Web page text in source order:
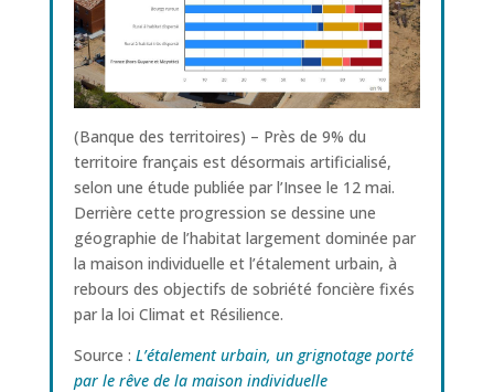
(Banque des territoires) – Près de 9% du
territoire français est désormais artificialisé,
selon une étude publiée par l’Insee le 12 mai.
Derrière cette progression se dessine une
géographie de l’habitat largement dominée par
la maison individuelle et l’étalement urbain, à
rebours des objectifs de sobriété foncière fixés
par la loi Climat et Résilience.
Source : L’étalement urbain, un grignotage porté
par le rêve de la maison individuelle